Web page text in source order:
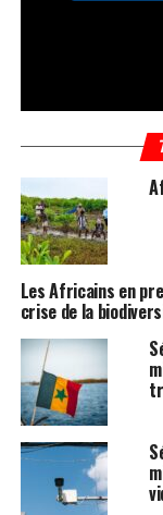
Les Africains en
crise de la